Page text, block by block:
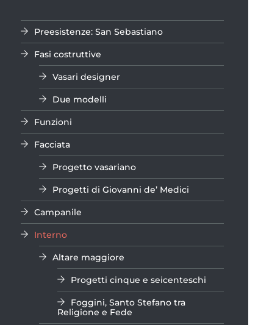
Preesistenze: San Sebastiano
Fasi costruttive
Vasari designer
Due modelli
Funzioni
Facciata
Progetto vasariano
Progetti di Giovanni de’ Medici
Campanile
Interno
Altare maggiore
Progetti cinque e seicenteschi
Foggini, Santo Stefano tra
Religione e Fede